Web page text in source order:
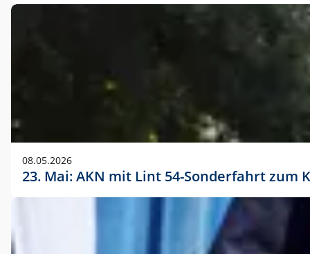
08.05.2026
23. Mai: AKN mit Lint 54-Sonderfahrt